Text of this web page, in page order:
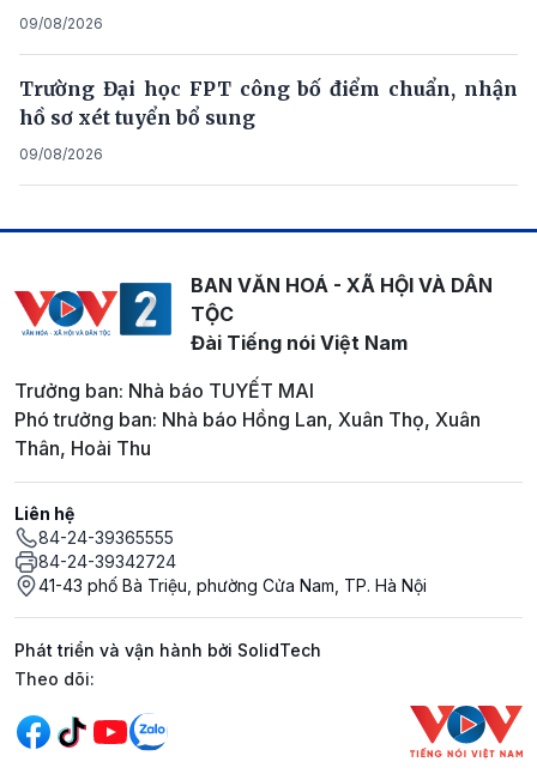
09/08/2026
Trường Đại học FPT công bố điểm chuẩn, nhận
hồ sơ xét tuyển bổ sung
09/08/2026
BAN VĂN HOÁ - XÃ HỘI VÀ DÂN
TỘC
Đài Tiếng nói Việt Nam
Trưởng ban: Nhà báo TUYẾT MAI
Phó trưởng ban: Nhà báo Hồng Lan, Xuân Thọ, Xuân
Thân, Hoài Thu
Liên hệ
84-24-39365555
84-24-39342724
41-43 phố Bà Triệu, phường Cửa Nam, TP. Hà Nội
Phát triển và vận hành bởi SolidTech
Mạng xã hội
Theo dõi: